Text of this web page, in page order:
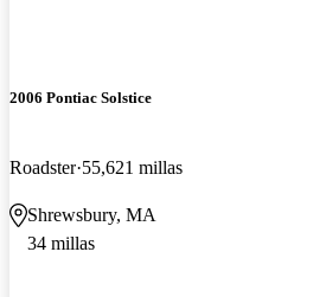
2006 Pontiac Solstice
Roadster 55,621 millas
Shrewsbury, MA
34 millas